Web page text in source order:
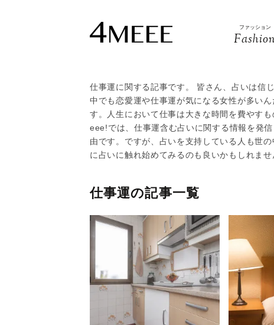
ファッション
Fashion
仕事運に関する記事です。 皆さん、占いは信
中でも恋愛運や仕事運が気になる女性が多い
す。人生において仕事は大きな時間を費やす
eee!では、仕事運含む占いに関する情報を発
由です。ですが、占いを支持している人も世
に占いに触れ始めてみるのも良いかもしれませ
仕事運の記事一覧